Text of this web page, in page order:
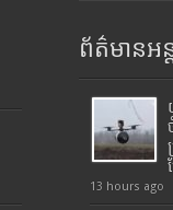
ព័ត៌មានអន្
13 hours ago